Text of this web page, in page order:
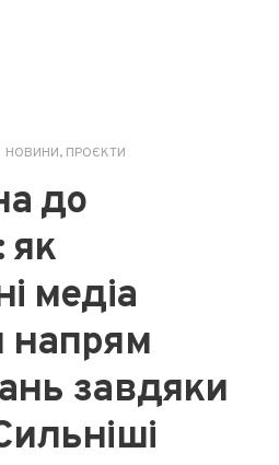
НОВИНИ, ПРОЄКТИ
до
як
медіа
напрям
завдяки